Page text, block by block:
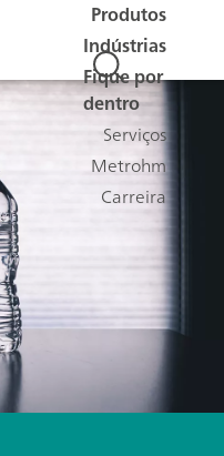
Produtos
Indústrias
Fique por
dentro
Serviços
Metrohm
Carreira